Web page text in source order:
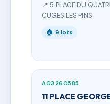
📍 5 PLACE DU
CUGES LES PINS
🏠 9 lots
AG3260585
11 PLACE